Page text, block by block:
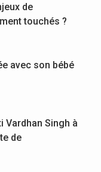
de
touchés ?
avec son bébé
Vardhan Singh à
de